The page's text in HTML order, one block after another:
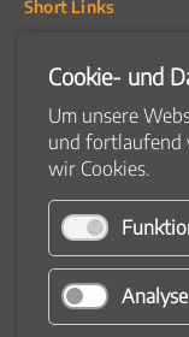
Cookie- und
Um unsere
und fortlaufend
wir Cookies.
Analyse
Short Links
Produkte
Snacks
Frühstückscerealien
Coextrudierte
Flachbrot
Produktkatalog
Maschinen
Rohstoffaufbereitung
Extruder
Trockner
Kühltrommel
Periphermaschinen